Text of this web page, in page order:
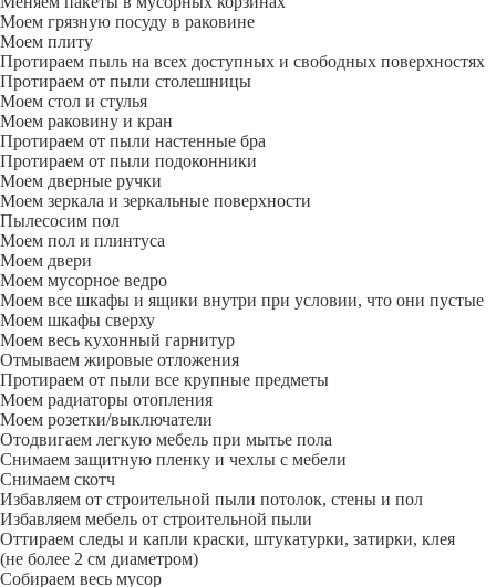
Моем грязную посуду в раковине
Моем плиту
Протираем пыль на всех доступных и свободных поверхностях
Протираем от пыли столешницы
Моем стол и стулья
Моем раковину и кран
Протираем от пыли настенные бра
Протираем от пыли подоконники
Моем дверные ручки
Моем зеркала и зеркальные поверхности
Пылесосим пол
Моем пол и плинтуса
Моем двери
Моем мусорное ведро
Моем все шкафы и ящики внутри при условии, что они пустые
Моем шкафы сверху
Моем весь кухонный гарнитур
Отмываем жировые отложения
Протираем от пыли все крупные предметы
Моем радиаторы отопления
Моем розетки/выключатели
Отодвигаем легкую мебель при мытье пола
Снимаем защитную пленку и чехлы с мебели
Снимаем скотч
Избавляем от строительной пыли потолок, стены и пол
Избавляем мебель от строительной пыли
Оттираем следы и капли краски, штукатурки, затирки, клея
(не более 2 см диаметром)
Собираем весь мусор